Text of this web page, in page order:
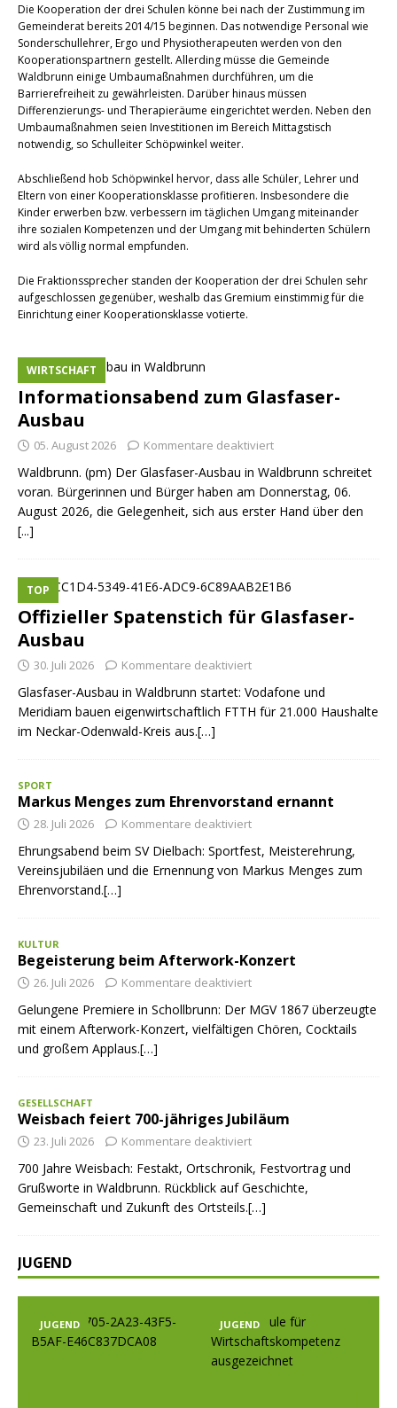
Die Kooperation der drei Schulen könne bei nach der Zustimmung im
Gemeinderat bereits 2014/15 beginnen. Das notwendige Personal wie
Sonderschullehrer, Ergo und Physiotherapeuten werden von den
Kooperationspartnern gestellt. Allerding müsse die Gemeinde
Waldbrunn einige Umbaumaßnahmen durchführen, um die
Barrierefreiheit zu gewährleisten. Darüber hinaus müssen
Differenzierungs- und Therapieräume eingerichtet werden. Neben den
Umbaumaßnahmen seien Investitionen im Bereich Mittagstisch
notwendig, so Schulleiter Schöpwinkel weiter.
Abschließend hob Schöpwinkel hervor, dass alle Schüler, Lehrer und
Eltern von einer Kooperationsklasse profitieren. Insbesondere die
Kinder erwerben bzw. verbessern im täglichen Umgang miteinander
ihre sozialen Kompetenzen und der Umgang mit behinderten Schülern
wird als völlig normal empfunden.
Die Fraktionssprecher standen der Kooperation der drei Schulen sehr
aufgeschlossen gegenüber, weshalb das Gremium einstimmig für die
Einrichtung einer Kooperationsklasse votierte.
Informationsabend zum Glasfaser-
Ausbau
WIRTSCHAFT
05. August 2026 Kommentare deaktiviert
Waldbrunn. (pm) Der Glasfaser-Ausbau in Waldbrunn schreitet
voran. Bürgerinnen und Bürger haben am Donnerstag, 06.
August 2026, die Gelegenheit, sich aus erster Hand über den
[...]
Offizieller Spatenstich für Glasfaser-
Ausbau
TOP
30. Juli 2026 Kommentare deaktiviert
Glasfaser-Ausbau in Waldbrunn startet: Vodafone und
Meridiam bauen eigenwirtschaftlich FTTH für 21.000 Haushalte
im Neckar-Odenwald-Kreis aus.[…]
SPORT
Markus Menges zum Ehrenvorstand ernannt
28. Juli 2026 Kommentare deaktiviert
Ehrungsabend beim SV Dielbach: Sportfest, Meisterehrung,
Vereinsjubiläen und die Ernennung von Markus Menges zum
Ehrenvorstand.[…]
KULTUR
Begeisterung beim Afterwork-Konzert
26. Juli 2026 Kommentare deaktiviert
Gelungene Premiere in Schollbrunn: Der MGV 1867 überzeugte
mit einem Afterwork-Konzert, vielfältigen Chören, Cocktails
und großem Applaus.[…]
GESELLSCHAFT
Weisbach feiert 700-jähriges Jubiläum
23. Juli 2026 Kommentare deaktiviert
700 Jahre Weisbach: Festakt, Ortschronik, Festvortrag und
Grußworte in Waldbrunn. Rückblick auf Geschichte,
Gemeinschaft und Zukunft des Ortsteils.[…]
JUGEND
JUGEND JUGEND